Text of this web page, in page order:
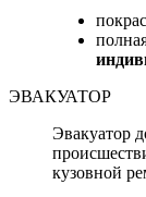
ЭВАКУАТОР
Эвакуатор
кузовной